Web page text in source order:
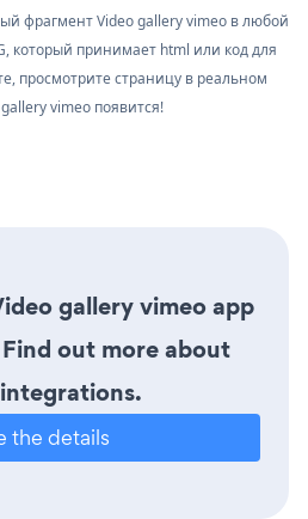
фрагмент Video gallery vimeo в любой
который принимает html или код для
просмотрите страницу в реальном
vimeo появится!
gallery vimeo app
out more about
the details